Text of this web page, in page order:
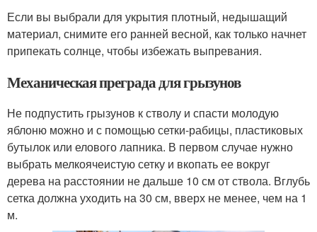
Если вы выбрали для укрытия плотный, недышащий
материал, снимите его ранней весной, как только начнет
припекать солнце, чтобы избежать выпревания.
Механическая преграда для грызунов
Не подпустить грызунов к стволу и спасти молодую
яблоню можно и с помощью сетки-рабицы, пластиковых
бутылок или елового лапника. В первом случае нужно
выбрать мелкоячеистую сетку и вкопать ее вокруг
дерева на расстоянии не дальше 10 см от ствола. Вглубь
сетка должна уходить на 30 см, вверх не менее, чем на 1
м.